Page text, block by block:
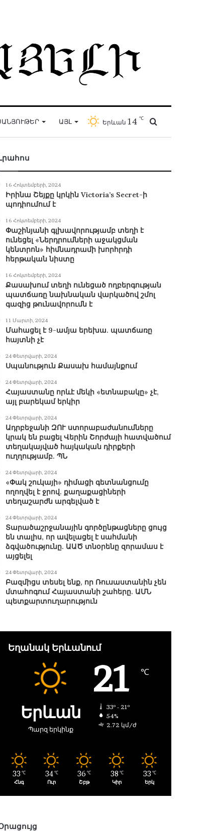
ԱՅԼ Երևան 14 ℃
16 Հոկտեմբերի, 2024
Իրինա Շեյքը կրկին Victoria’s Secret-ի
պոդիումում է
16 Հոկտեմբերի, 2024
Փաշինյանի գլխավորությամբ տեղի է
ունեցել «Ներդրումների աջակցման
կենտրոն» հիմնադրամի խորհրդի
հերթական նիստը
16 Հոկտեմբերի, 2024
Քասախում տեղի ունեցած ողբերգության
պատճառը նախնական վարկածով շմոլ
գազից թունավորումն է
11 Մարտի, 2024
Մահացել է 9-ամյա երեխա. պատճառը
հայտնի չէ
24 Փետրվարի, 2024
Սպանություն Քասախ համայնքում
24 Փետրվարի, 2024
Հայաստանը որևէ մեկի «ետնաբակը» չէ,
այլ բարեկամ երկիր
24 Փետրվարի, 2024
Ադրբեջանի ԶՈՒ ստորաբաժանումները
կրակ են բացել Վերին Շորժայի հատվածում
տեղակայված հայկական դիրքերի
ուղղությամբ. ՊՆ
24 Փետրվարի, 2024
«Փակ շուկայի» դիմացի գետնանցումը
ողողվել է ջրով. քաղաքացիների
տեղաշարժն արգելված է
24 Փետրվարի, 2024
Տարածաշրջանային գործընթացները ցույց
են տալիս, որ ավելացել է սահմանի
ձգվածությունը. ԱԱԾ տնօրենը զորամաս է
այցելել
24 Փետրվարի, 2024
Բազմիցս տեսել ենք, որ Ռուսաստանին չեն
մտահոգում Հայաստանի շահերը. ԱՄՆ
պետքարտուղարություն
Եղանակ Երևանում
Երևան
Պարզ երկինք
21 ℃
33º - 21º
54%
2.72 կմ/ժ
33 ℃
Հնգ
34 ℃
Ուր
36 ℃
Շբթ
38 ℃
Կիր
33 ℃
Երկ